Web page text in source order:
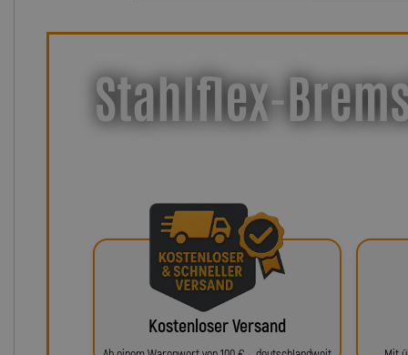
Stahlflex-
Kostenloser Versand